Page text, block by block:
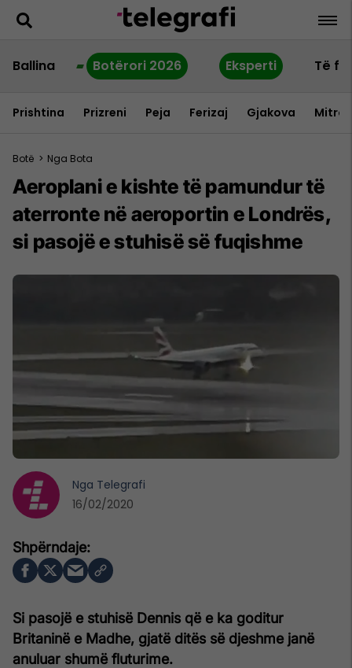
Ballina Botërori 2026 Eksperti Të
Prishtina Prizreni Peja Ferizaj Gjakova
Botë > Nga Bota
Aeroplani e kishte të pamundur të
aterronte në aeroportin e Londrës,
si pasojë e stuhisë së fuqishme
Si pasojë e stuhisë Dennis që e ka goditur
Britaninë e Madhe, gjatë ditës së djeshme janë
anuluar shumë fluturime.
Nga Telegrafi
16/02/2020